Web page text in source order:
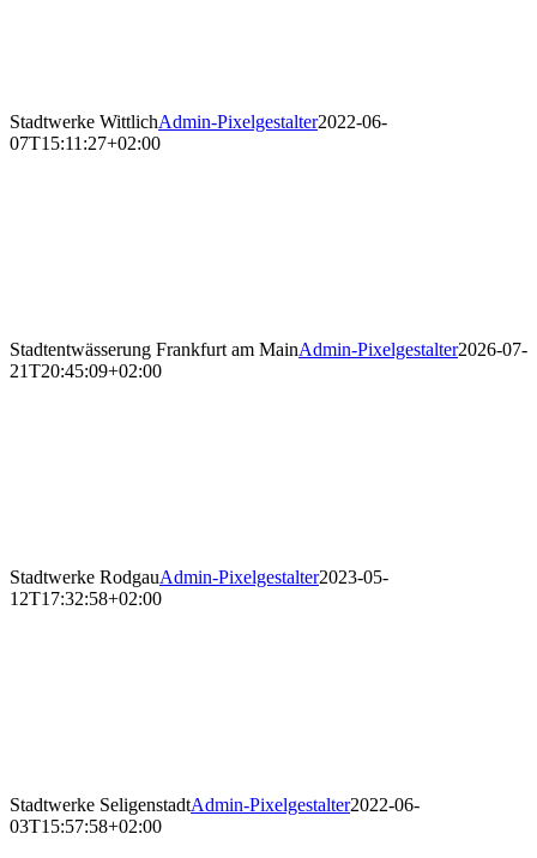
Stadtwerke WittlichAdmin-Pixelgestalter2022-06-
07T15:11:27+02:00
Stadtentwässerung Frankfurt am MainAdmin-Pixelgestalter2026-07-
21T20:45:09+02:00
Stadtwerke RodgauAdmin-Pixelgestalter2023-05-
12T17:32:58+02:00
Stadtwerke SeligenstadtAdmin-Pixelgestalter2022-06-
03T15:57:58+02:00